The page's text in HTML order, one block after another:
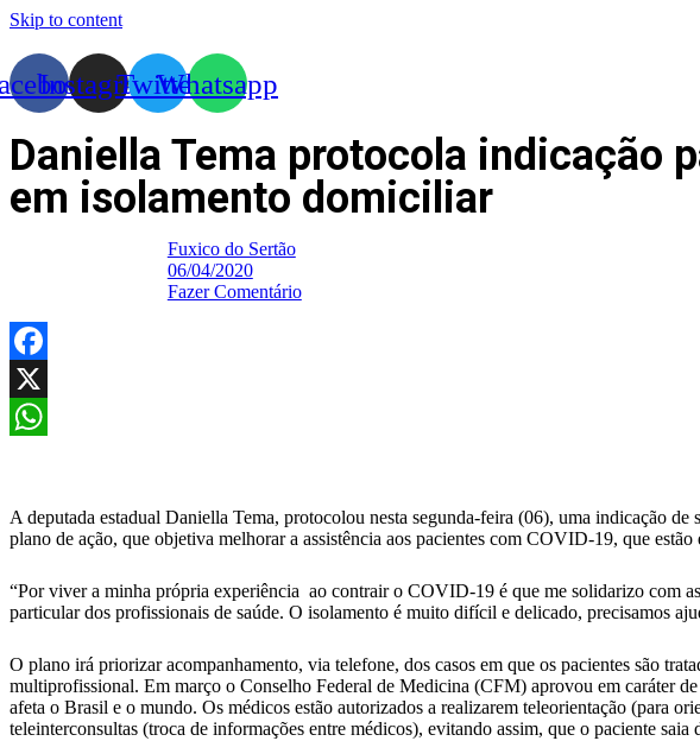
Skip to content
InstagramTwitterWhatsapp
Daniella Tema protocola indicação
em isolamento domiciliar
Fuxico do Sertão
06/04/2020
Fazer Comentário
Facebook
X
A deputada estadual Daniella Tema, protocolou nesta segunda-feira (06), uma indicação
plano de ação, que objetiva melhorar a assistência aos pacientes com COVID-19, que
“Por viver a minha própria experiência ao contrair o COVID-19 é que me solidarizo com
particular dos profissionais de saúde. O isolamento é muito difícil e delicado, precisamos
O plano irá priorizar acompanhamento, via telefone, dos casos em que os pacientes são
multiprofissional. Em março o Conselho Federal de Medicina (CFM) aprovou em caráter
afeta o Brasil e o mundo. Os médicos estão autorizados a realizarem teleorientação (para
teleinterconsultas (troca de informações entre médicos), evitando assim, que o paciente saia